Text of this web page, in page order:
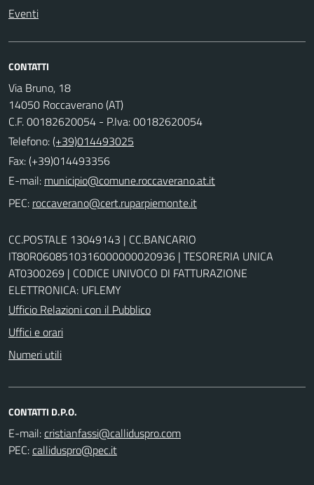
Eventi
CONTATTI
Via Bruno, 18
14050 Roccaverano (AT)
C.F. 00182620054 - P.Iva: 00182620054
Telefono:(+39)014493025
Fax: (+39)014493356
E-mail:
PEC:
CC.POSTALE 13049143 | CC.BANCARIO
IT80R0608510316000000020936 | TESORERIA UNICA
AT0300269 | CODICE UNIVOCO DI FATTURAZIONE
ELETTRONICA: UFLEMY
Ufficio Relazioni con il Pubblico
Uffici e orari
Numeri utili
CONTATTI D.P.O.
E-mail:
PEC: